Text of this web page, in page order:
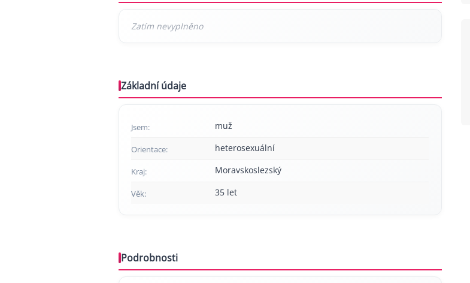
Základní údaje
Jsem: muž
Orientace: heterosexuální
Kraj: Moravskoslezský
Věk: 35 let
Podrobnosti